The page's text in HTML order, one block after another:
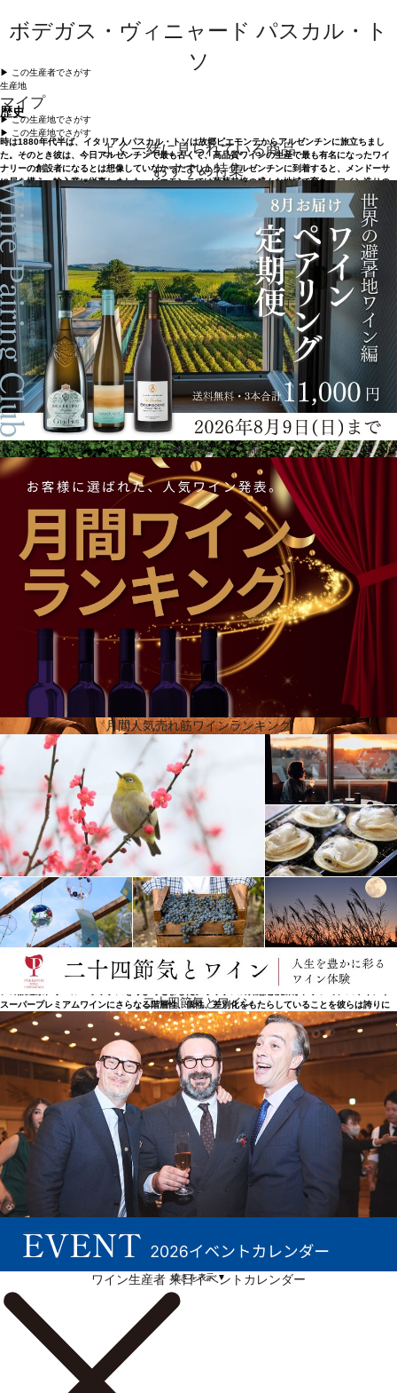
ボデガス・ヴィニャード パスカル・ト
ソ
歴史
時は1880年代半ば、イタリア人パスカル・トソは故郷ピエモンテからアルゼンチンに旅立ちまし
た。そのとき彼は、今日アルゼンチンで最も古くて、高品質ワインの生産で最も有名になったワイ
ナリーの創設者になるとは想像していなかったでしょう。アルゼンチンに到着すると、メンドーサ
に居を構え、輸入業に従事しました。ピエモンテでは葡萄栽培の盛んな地域で育ち、ワイン造りの
家業に携わっていた彼は、すぐにアルゼンチンで生産されるワインが優れていることに気づきまし
た。そして、1890年にグアイマレンのサン・ホセに最初のワイナリーを設立しました。20世紀の初
め、彼はマイプのラス・バランカスという地域に葡萄畑を拡大しようと考え、この地域が州内で最
も品質の高い地域であると確信。ラス・バランカスのエステートを取得し、ワイン醸造用の設備と
セラーを整えたのです。 今日、ラス・バランカスは、技術者の間で、マイプ地区だけでなくアルゼ
ンチン国内でも最高品質の生産地のひとつと見なされていて、この点においても時とともに彼の正
しさが証明されたのです。
テロワール
ラス・バランカスは、メンドーサ川高地内のマイプ地区に位置し、高品質の土壌、理想的な気候・
環境という素晴らしいロケーションにあります。海抜750m前後のこの地区で、400ヘクタール以上
がパスカル・トソに属しています。岩がむき出しになった土壌が広がり、その中で葡萄の品質が最
大限に発揮され、表土は緑で覆われていて、土壌は7ｍと深く、様々な土質が見られる不均一なテロ
ワールです。日中は暖かく夜は爽やかで、相対的に湿度が低く熱中症になりにくいという、農業に
最適な気候条件を備えており、それが果実の品質と健全性に優れた葡萄畑に表れています。
今日
高品質の製品で知られ、パスカル・トソと同じ哲学を持った会社です。そして、新しい葡萄畑、設
備、生産の最適化のために多額の投資を行うことに加えて、2001年、国際的に有名なカリフォルニ
アの醸造家、ポール・ホッブスを呼び寄せました。ホッブスの知恵と洗練が、プレミアムワインや
スーパープレミアムワインにさらなる階層性、個性、差別化をもたらしていることを彼らは誇りに
思っています。
続きを表示 ▼
▶︎ この生産者でさがす
生産地
マイプ
▶︎ この生産地でさがす
▶︎ この生産地でさがす
よく一緒に見られている商品
おすすめ特集
世界の避暑地ワイン編
月間人気売れ筋ワインランキング
二十四節気とワイン
ワイン生産者 来日イベントカレンダー